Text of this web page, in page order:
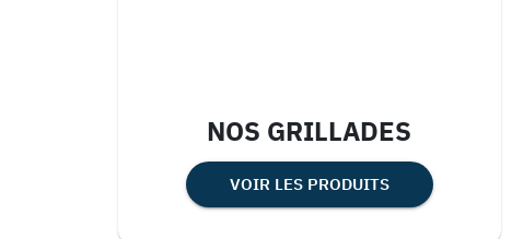
NOS GRILLADES
VOIR LES PRODUITS